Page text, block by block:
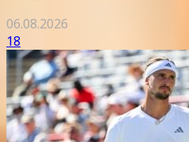
06.08.2026
18